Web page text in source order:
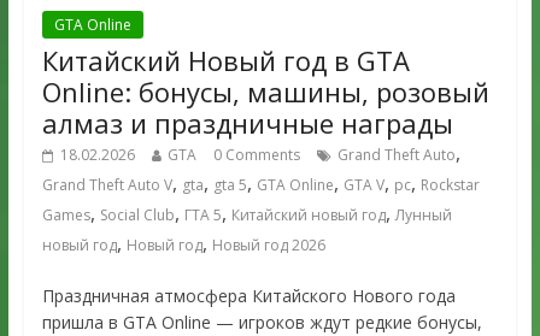
GTA Online
Китайский Новый год в GTA
Online: бонусы, машины, розовый
алмаз и праздничные награды
18.02.2026 GTA 0 Comments Grand Theft Auto,
Grand Theft Auto V, gta, gta 5, GTA Online, GTA V, pc, Rockstar
Games, Social Club, ГТА 5, Китайский новый год,Лунный
новый год, Новый год, Новый год 2026
Праздничная атмосфера Китайского Нового года
пришла в GTA Online — игроков ждут редкие бонусы,